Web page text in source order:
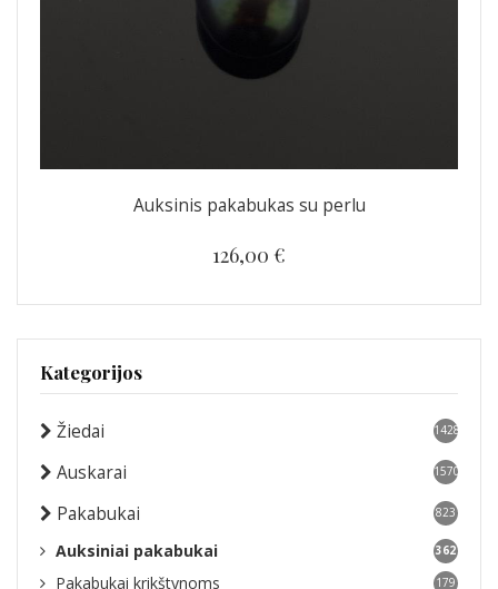
Auksinis pakabukas su perlu
126,00 €
Kategorijos
Žiedai 1428
Auskarai 1570
Pakabukai 823
Auksiniai pakabukai 362
Pakabukai krikštynoms 179